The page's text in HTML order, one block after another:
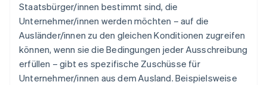
Staatsbürger/innen bestimmt sind, die
Unternehmer/innen werden möchten – auf die
Ausländer/innen zu den gleichen Konditionen zugreifen
können, wenn sie die Bedingungen jeder Ausschreibung
erfüllen – gibt es spezifische Zuschüsse für
Unternehmer/innen aus dem Ausland. Beispielsweise